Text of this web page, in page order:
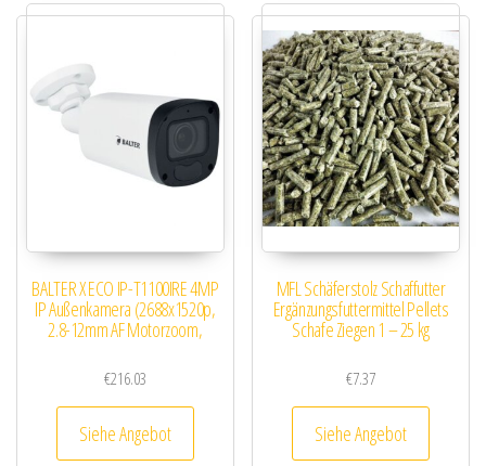
BALTER X ECO IP-T1100IRE 4MP
IP Außenkamera (2688x1520p,
2.8-12mm AF Motorzoom,
€216.03
Siehe Angebot
MFL Schäferstolz Schaffutter
Ergänzungsfuttermittel Pellets
Schafe Ziegen 1 – 25 kg
€7.37
Siehe Angebot